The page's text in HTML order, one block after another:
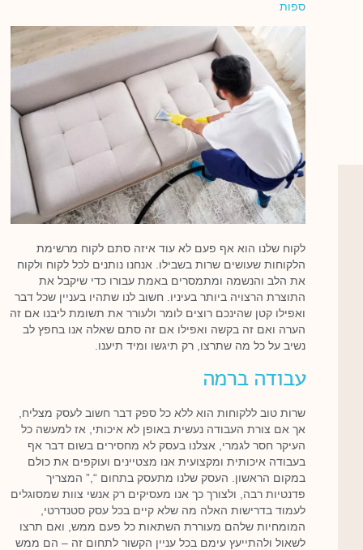
ספות
לקוח שלנו הוא אף פעם לא עוד איזה סתם לקוח מרשימת
הלקוחות שעושים שרות בשבילו. אנחנו נותנים לכל לקוח ולקוח
את הלב והנשמה ומתמסרים באמת עבורו כדי שיקבל את
התוצרת הרצויה ביותר בעיניו. חשוב לנו שתהיו בעניין שכל דבר
ואפילו קטן שהינכם רוצים לומר ולעורר את תשומת ליבנו אם זה
הערה ואם זה בקשה ואפילו אם זה סתם שאלה אנו בחפץ לב
נשיב על כל מה שתרצו, רק תיגשו ומיד תיענו.
עבודה ברמה
שרות טוב ללקוחות הוא ללא כל ספק דבר חשוב לעסק מצליח,
אך אם צורת העבודה נעשית באופן לא איכותי, אז למעשה כל
העיקר חסר לגמרי, אצלנו בעסק לא מחסירים בשום דבר אף
בעבודה איכותית ומקצועית אנו מצטיינים ועוקפים את כולם
במקום הראשון. העסק שלנו מתעסק בתחום “,” המצריך
פדנטיות רבה, ולצורך כך אנו מעסיקים רק אנשי צוות שמסוגלים
לעמוד בדרישות האלה מה שלא קיים בכל עסק סטנדרטי,
המומחיות שלהם מעוררת השתאות כל פעם ממש, ואם תרצו
לשאול ולהתייעץ עימם בכל עניין הקשור לתחום זה – הם ממש